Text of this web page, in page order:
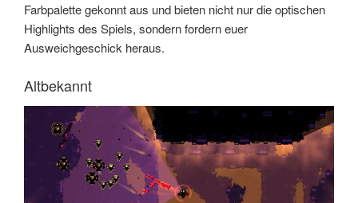
Farbpalette gekonnt aus und bieten nicht nur die optischen
Highlights des Spiels, sondern fordern euer
Ausweichgeschick heraus.
Altbekannt